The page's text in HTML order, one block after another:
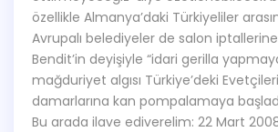
özellikle Almanya’daki Türkiyeliler
Avrupalı belediyeler de salon
Bendit’in deyişiyle “idari gerilla
mağduriyet algısı Türkiye’deki
damarlarına kan pompalamaya
Bu arada ilave ediverelim: 22 Mart